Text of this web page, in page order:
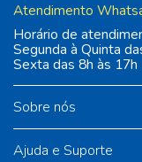
Sobre nós
Ajuda e Suporte
Atendimento
Horário de
Segunda à Quinta
Sexta das 8h às 17h